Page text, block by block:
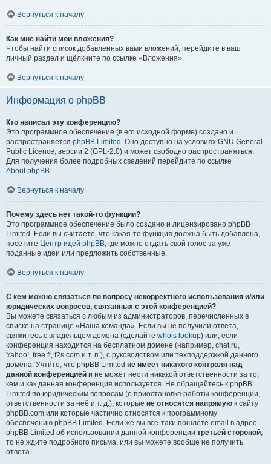
Вернуться к началу
Как мне найти мои вложения?
Чтобы найти список добавленных вами вложений, перейдите в ваш
личный раздел и щёлкните по ссылке «Вложения».
Вернуться к началу
Информация о phpBB
Кто написал эту конференцию?
Это программное обеспечение (в его исходной форме) создано и
распространяется phpBB Limited . Оно доступно на условиях GNU General
Public Licence, версии 2 (GPL-2.0) и может свободно распространяться.
Для получения более подробных сведений перейдите по ссылке
About phpBB.
Вернуться к началу
Почему здесь нет такой-то функции?
Это программное обеспечение было создано и лицензировано phpBB
Limited. Если вы считаете, что какая-то функция должна быть добавлена,
посетите Центр идей phpBB, где можно отдать свой голос за уже
поданные идеи или предложить собственные.
Вернуться к началу
С кем можно связаться по вопросу некорректного использования и/или
юридических вопросов, связанных с этой конференцией?
Вы можете связаться с любым из администраторов, перечисленных в
списке на странице «Наша команда». Если вы не получили ответа,
свяжитесь с владельцем домена (сделайте whois lookup) или, если
конференция находится на бесплатном домене (например, chat.ru,
Yahoo!, free.fr, f2s.com и т. п.), с руководством или техподдержкой данного
домена. Учтите, что phpBB Limited не имеет никакого контроля над
данной конференцией и не может нести никакой ответственности за то,
кем и как данная конференция используется. Не обращайтесь к phpBB
Limited по юридическим вопросам (о приостановке работы конференции,
ответственности за неё и т. д.), которые не относятся напрямую к сайту
phpBB.com или которые частично относятся к программному
обеспечению phpBB Limited. Если же вы всё-таки пошлёте email в адрес
phpBB Limited об использовании данной конференции третьей стороной,
то не ждите подробного письма, или вы можете вообще не получить
ответа.